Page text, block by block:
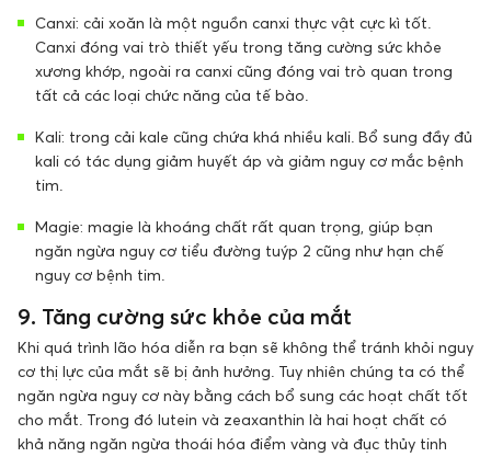
Canxi: cải xoăn là một nguồn canxi thực vật cực kì tốt.
Canxi đóng vai trò thiết yếu trong tăng cường sức khỏe
xương khớp, ngoài ra canxi cũng đóng vai trò quan trong
tất cả các loại chức năng của tế bào.
Kali: trong cải kale cũng chứa khá nhiều kali. Bổ sung đầy đủ
kali có tác dụng giảm huyết áp và giảm nguy cơ mắc bệnh
tim.
Magie: magie là khoáng chất rất quan trọng, giúp bạn
ngăn ngừa nguy cơ tiểu đường tuýp 2 cũng như hạn chế
nguy cơ bệnh tim.
9. Tăng cường sức khỏe của mắt
Khi quá trình lão hóa diễn ra bạn sẽ không thể tránh khỏi nguy
cơ thị lực của mắt sẽ bị ảnh hưởng. Tuy nhiên chúng ta có thể
ngăn ngừa nguy cơ này bằng cách bổ sung các hoạt chất tốt
cho mắt. Trong đó lutein và zeaxanthin là hai hoạt chất có
khả năng ngăn ngừa thoái hóa điểm vàng và đục thủy tinh